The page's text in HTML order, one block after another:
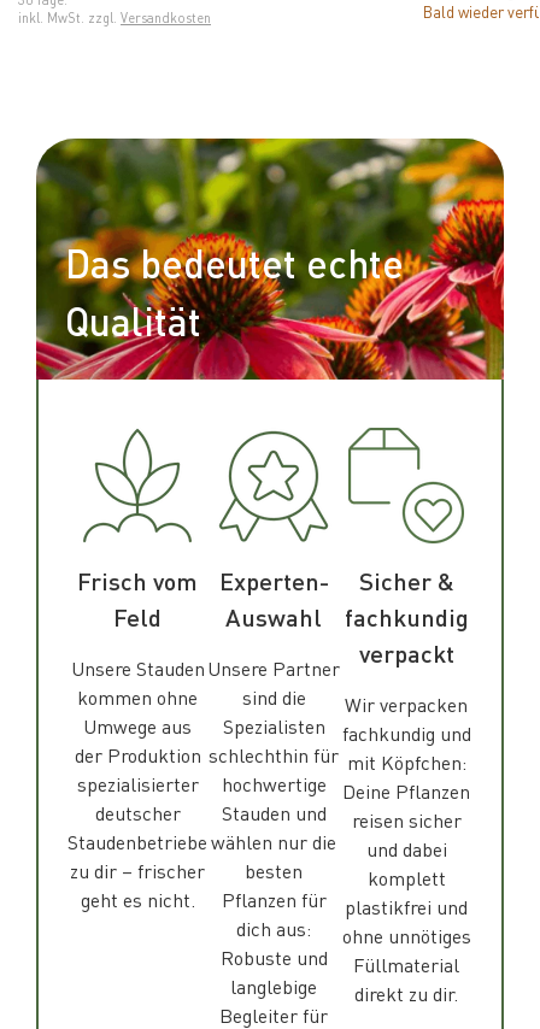
inkl. MwSt. zzgl. Versandkosten Bald wieder
Das bedeutet echte
Qualität
Frisch vom
Feld
Unsere Stauden
kommen ohne
Umwege aus
der Produktion
spezialisierter
deutscher
Staudenbetriebe
zu dir – frischer
geht es nicht.
Experten-
Auswahl
Unsere Partner
sind die
Spezialisten
schlechthin für
hochwertige
Stauden und
wählen nur die
besten
Pflanzen für
dich aus:
Robuste und
langlebige
Begleiter für
Sicher &
fachkundig
verpackt
Wir verpacken
fachkundig und
mit Köpfchen:
Deine Pflanzen
reisen sicher
und dabei
komplett
plastikfrei und
ohne unnötiges
Füllmaterial
direkt zu dir.